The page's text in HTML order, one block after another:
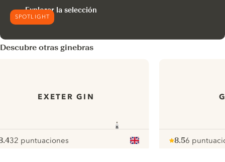
SPOTLIGHT
Explorar la selección
Descubre otras ginebras
EXETER GIN
pour
32 puntuaciones
8.5
pour
6